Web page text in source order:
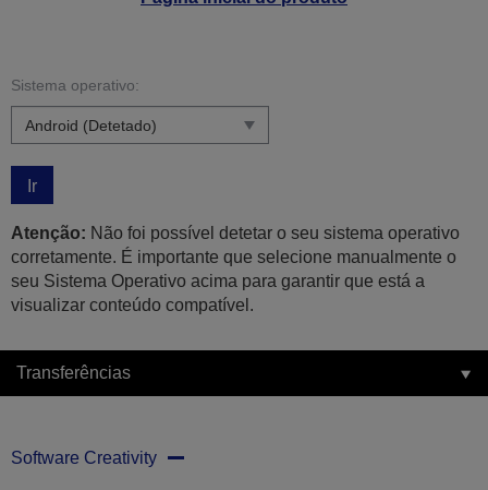
Sistema operativo:
Ir
Atenção: Não foi possível detetar o seu sistema operativo
corretamente. É importante que selecione manualmente o
seu Sistema Operativo acima para garantir que está a
visualizar conteúdo compatível.
Transferências
Software Creativity